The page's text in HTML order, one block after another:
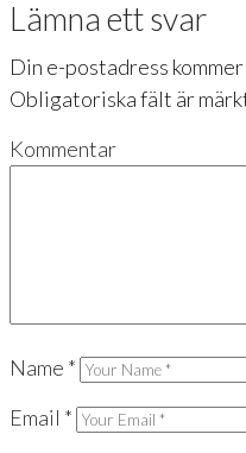
Lämna ett svar
Din e-postadress
Obligatoriska fält är
Kommentar
Name *
Email *